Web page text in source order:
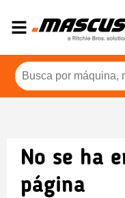
No se ha
página